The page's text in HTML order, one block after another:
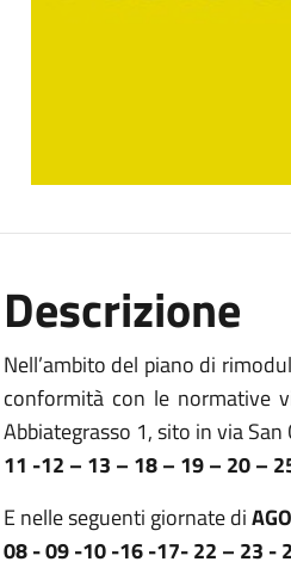
Descrizione
Nell’ambito del piano di
conformità con le normative
Abbiategrasso 1, sito in via
11 -12 – 13 – 18 – 19 – 20 –
E nelle seguenti giornate di
08 - 09 -10 -16 -17- 22 – 23 -